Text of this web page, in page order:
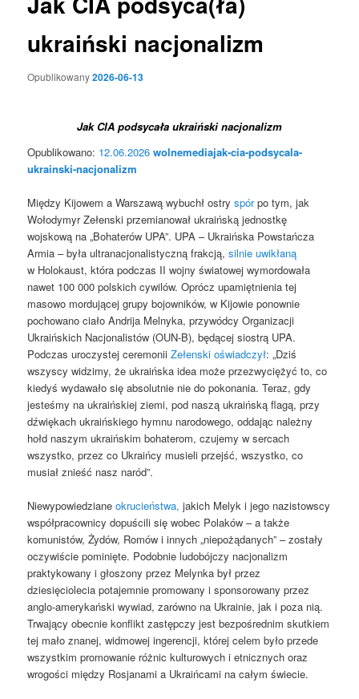
ukraiński nacjonalizm
Opublikowany2026-06-13
Jak CIA podsycała ukraiński nacjonalizm
Opublikowano: 12.06.2026 wolnemediajak-cia-podsycala-
ukrainski-nacjonalizm
Między Kijowem a Warszawą wybuchł ostryspórpo tym, jak
Wołodymyr Zełenski przemianował ukraińską jednostkę
wojskową na „Bohaterów UPA”. UPA – Ukraińska Powstańcza
Armia – była ultranacjonalistyczną frakcją,silnie uwikłaną
w Holokaust, która podczas II wojny światowej wymordowała
nawet 100 000 polskich cywilów. Oprócz upamiętnienia tej
masowo mordującej grupy bojowników, w Kijowie ponownie
pochowano ciało Andrija Melnyka, przywódcy Organizacji
Ukraińskich Nacjonalistów (OUN-B), będącej siostrą UPA.
Podczas uroczystej ceremoniiZełenski oświadczył: „Dziś
wszyscy widzimy, że ukraińska idea może przezwyciężyć to, co
kiedyś wydawało się absolutnie nie do pokonania. Teraz, gdy
jesteśmy na ukraińskiej ziemi, pod naszą ukraińską flagą, przy
dźwiękach ukraińskiego hymnu narodowego, oddając należny
hołd naszym ukraińskim bohaterom, czujemy w sercach
wszystko, przez co Ukraińcy musieli przejść, wszystko, co
musiał znieść nasz naród”.
Niewypowiedzianeokrucieństwa, jakich Melyk i jego nazistowscy
współpracownicy dopuścili się wobec Polaków – a także
komunistów, Żydów, Romów i innych „niepożądanych” – zostały
oczywiście pominięte. Podobnie ludobójczy nacjonalizm
praktykowany i głoszony przez Melynka był przez
dziesięciolecia potajemnie promowany i sponsorowany przez
anglo-amerykański wywiad, zarówno na Ukrainie, jak i poza nią.
Trwający obecnie konflikt zastępczy jest bezpośrednim skutkiem
tej mało znanej, widmowej ingerencji, której celem było przede
wszystkim promowanie różnic kulturowych i etnicznych oraz
wrogości między Rosjanami a Ukraińcami na całym świecie.